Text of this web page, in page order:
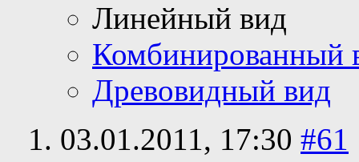
Линейный вид
Комбинированный
Древовидный вид
03.01.2011, 17:30 #61